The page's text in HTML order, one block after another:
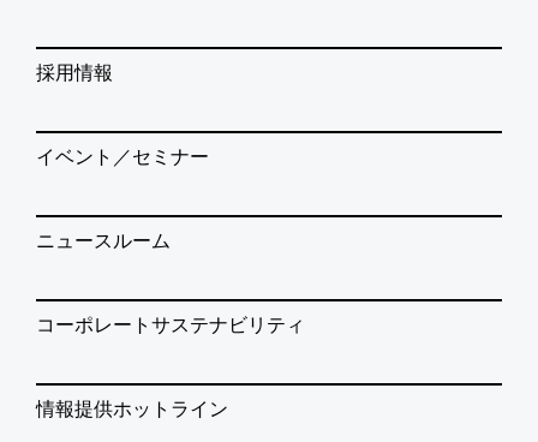
採用情報
イベント／セミナー
ニュースルーム
コーポレートサステナビリティ
情報提供ホットライン